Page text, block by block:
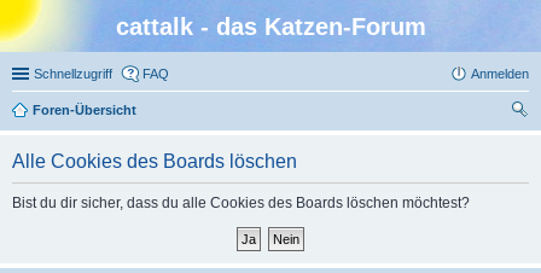
cattalk - das Katzen-Forum
Schnellzugriff FAQ Anmelden
Foren-Übersicht
Alle Cookies des Boards löschen
Bist du dir sicher, dass du alle Cookies des Boards löschen möchtest?